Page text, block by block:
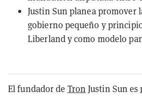
Justin Sun planea promover
gobierno pequeño y
Liberland y como modelo
El fundador de Tron Justin Sun es